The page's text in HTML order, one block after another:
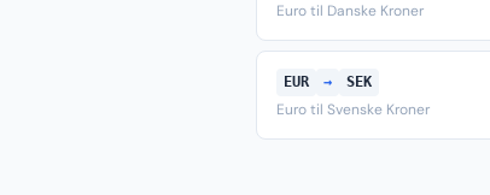
Euro til Danske Kroner
EUR → SEK
Euro til Svenske Kroner